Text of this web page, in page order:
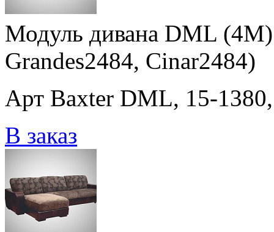
Модуль дивана DML
Grandes2484, Cinar2484)
Арт Baxter DML, 15-
В заказ